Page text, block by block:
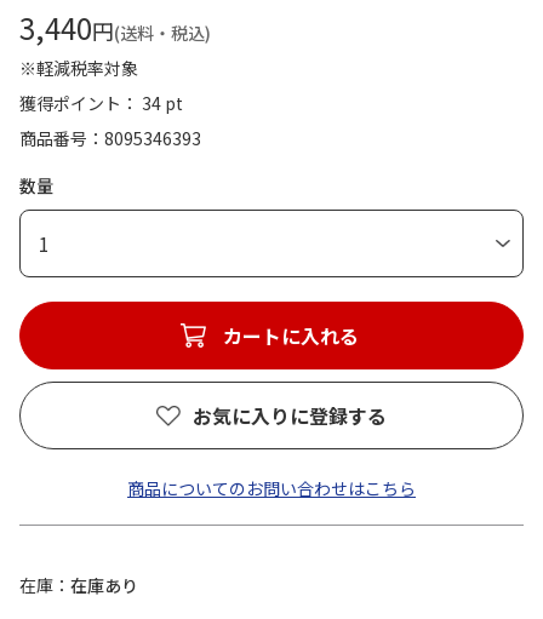
3,440円(送料・税込)
※軽減税率対象
獲得ポイント： 34 pt
商品番号
8095346393
数量
1
カートに入れる
お気に入りに登録する
商品についてのお問い合わせはこちら
在庫
在庫あり